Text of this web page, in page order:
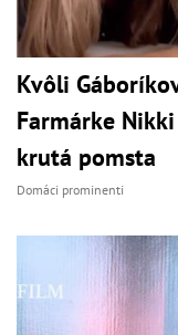
Kvôli
Farmárke
krutá pomsta
Domáci prominenti